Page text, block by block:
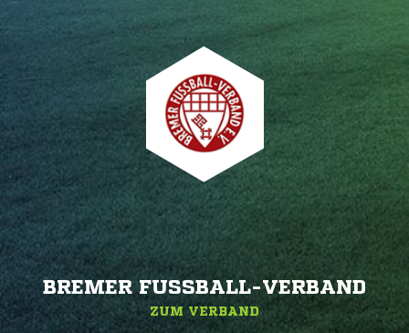
BREMER FUSSBALL-VERBAND
ZUM VERBAND